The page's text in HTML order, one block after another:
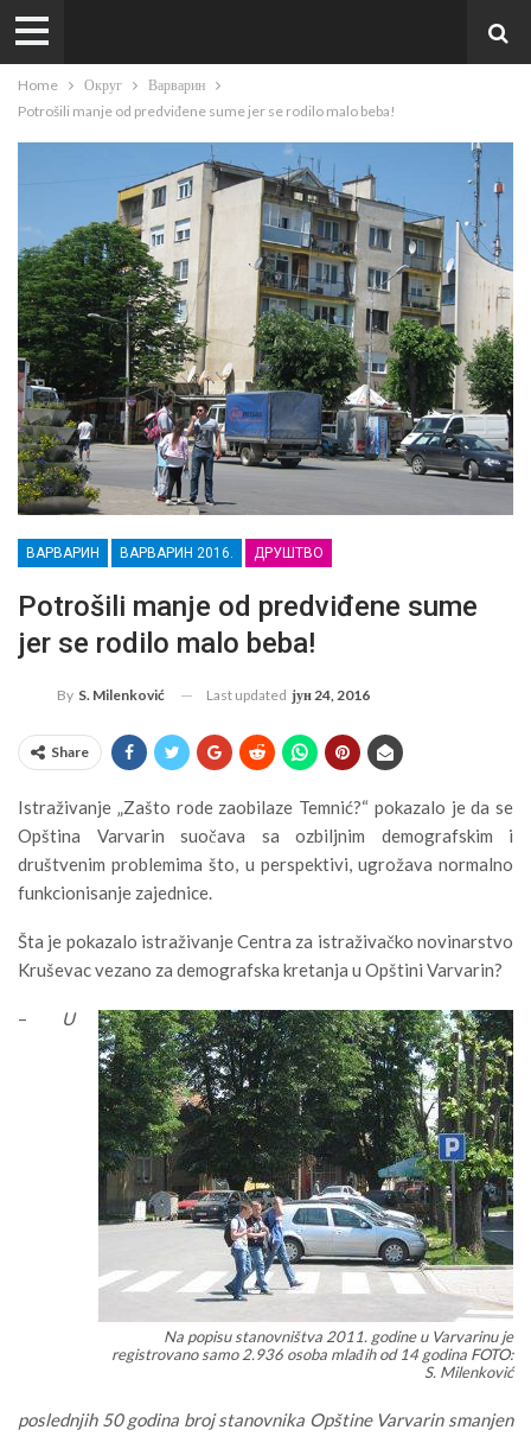
Home Округ
Варварин
Potrošili manje od predviđene sume jer se rodilo malo beba!
ВАРВАРИН ВАРВАРИН 2016. ДРУШТВО
Potrošili manje od predviđene sume
jer se rodilo malo beba!
By S. Milenković Last updated јун 24, 2016
Share
Istraživanje „Zašto rode zaobilaze Temnić?“ pokazalo je da se
Opština Varvarin suočava sa ozbiljnim demografskim i
društvenim problemima što, u perspektivi, ugrožava normalno
funkcionisanje zajednice.
Šta je pokazalo istraživanje Centra za istraživačko novinarstvo
Kruševac vezano za demografska kretanja u Opštini Varvarin?
Na popisu stanovništva 2011. godine u Varvarinu je
registrovano samo 2.936 osoba mlađih od 14 godina FOTO:
S. Milenković
– U
poslednjih 50 godina broj stanovnika Opštine Varvarin smanjen